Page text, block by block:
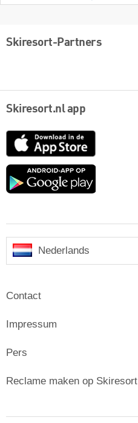
Skiresort-Partners
Skiresort.nl app
App
Google
Nederlands
Contact
Impressum
Pers
Reclame maken op Skiresort